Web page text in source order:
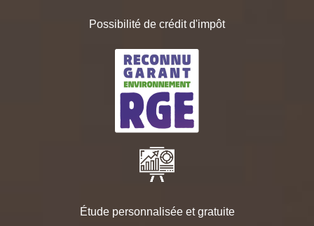
Possibilité de crédit d'impôt
Étude personnalisée et gratuite